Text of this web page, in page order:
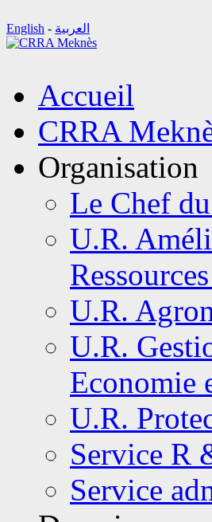
English - العربية
au
contenuAccueil
CRRA
Organisation
Le Chef
U.R.
U.R.
U.R.
Economie
U.R.
Service R
Service